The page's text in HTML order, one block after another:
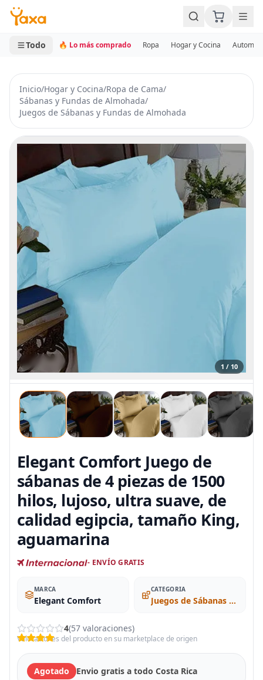
MINI CARRITO
0 productos
Todo 🔥 Lo más comprado Ropa Hogar y Cocina
Inicio/Hogar y Cocina/Ropa de Cama/
Sábanas y Fundas de Almohada/
Juegos de Sábanas y Fundas de Almohada
1 / 10
Elegant Comfort Juego de
sábanas de 4 piezas de 1500
hilos, lujoso, ultra suave, de
calidad egipcia, tamaño King,
aguamarina
- ENVÍO GRATIS
MARCA
Elegant Comfort
CATEGORIA
Juegos de Sábanas y Fundas de Almohada
4(57 valoraciones)
Valoraciones del producto en su marketplace de origen
Agotado Envio gratis a todo Costa Rica